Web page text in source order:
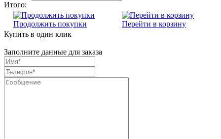
Итого:
Продолжить покупки
Перейти в корзину
Купить в один клик
Заполните данные для заказа